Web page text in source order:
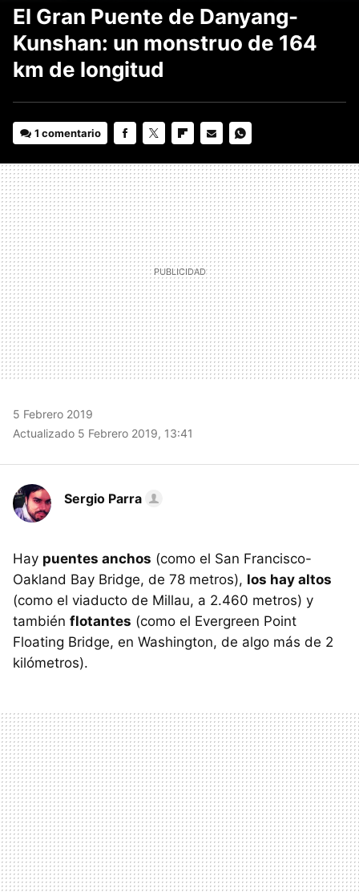
El Gran Puente de Danyang-
Kunshan: un monstruo de 164
km de longitud
1 comentario
MAIL
5 Febrero 2019
Actualizado 5 Febrero 2019, 13:41
Sergio Parra
Hay puentes anchos (como el San Francisco-
Oakland Bay Bridge, de 78 metros), los hay altos
(como el viaducto de Millau, a 2.460 metros) y
también flotantes (como el Evergreen Point
Floating Bridge, en Washington, de algo más de 2
kilómetros).